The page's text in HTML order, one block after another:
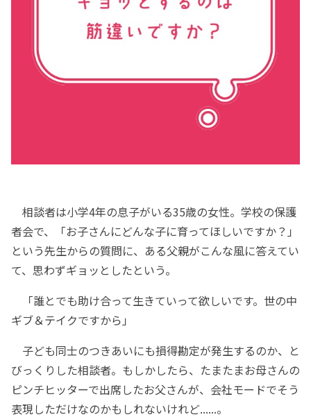
相談者は小学4年の息子がいる35歳の女性。学校の保護
者会で、「お子さんにどんな子に育ってほしいですか？」
という先生からの質問に、ある父親がこんな風に答えてい
て、思わずギョッとしたという。
「誰とでも助け合って生きていって欲しいです。世の中
ギブ＆テイクですから」
子ども同士のつきあいにも損得勘定が発生するのか、と
びっくりした相談者。もしかしたら、たまたまお母さんの
ピンチヒッターで出席したお父さんが、会社モードでそう
表現しただけなのかもしれないけれど......。